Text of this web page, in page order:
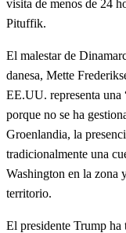
visita de menos de 24
Pituffik.
El malestar de
danesa, Mette
EE.UU. representa una
porque no se ha
Groenlandia, la
tradicionalmente una
Washington en la zona
territorio.
El presidente Trump